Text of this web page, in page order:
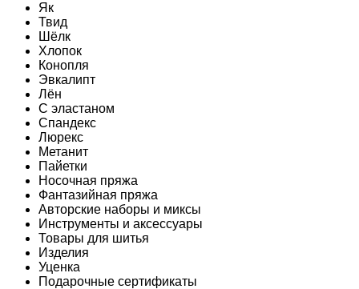
Як
Твид
Шёлк
Хлопок
Конопля
Эвкалипт
Лён
C эластаном
Спандекс
Люрекс
Метанит
Пайетки
Носочная пряжа
Фантазийная пряжа
Авторские наборы и миксы
Инструменты и аксессуары
Товары для шитья
Изделия
Уценка
Подарочные сертификаты